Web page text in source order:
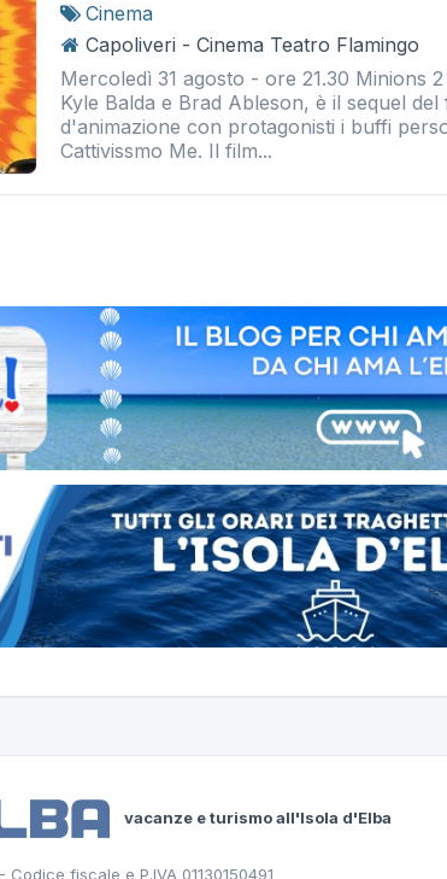
Cinema
Capoliveri - Cinema Teatro Flamingo
Mercoledì 31 agosto - ore 21.30 Minions
Kyle Balda e Brad Ableson, è il sequel del
d'animazione con protagonisti i buffi
Cattivissmo Me. Il film...
vacanze e turismo all'Isola d'Elba
fiscale e P.IVA 01130150491